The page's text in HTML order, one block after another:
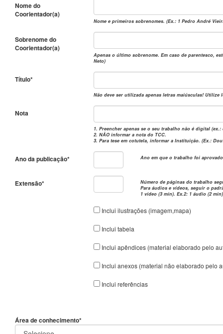
Nome do
Coorientador(a)
Nome e primeiros sobrenomes. (Ex.: 1 Pedro André
Sobrenome do
Coorientador(a)
Apenas o último sobrenome. Em caso de parentesco,
Neto)
Título*
Não deve ser utilizada apenas letras maiúsculas!
Nota
1. Preencher apenas se o seu trabalho não é digital
2. NÃO informar a nota do TCC.
3. Para tese em cotutela, informar a Instituição. (Ex.:
Ano da publicação* Ano em que o trabalho foi
Extensão*
Número de páginas do trabalho
Para áudios e vídeos, seguir o padrão
1 vídeo (3 min). Ex.2: 1 áudio (2
Inclui ilustrações (imagem,mapa)
Inclui tabela
Inclui apêndices (material elaborado pelo
Inclui anexos (material não elaborado pelo
Inclui referências
Área de conhecimento*